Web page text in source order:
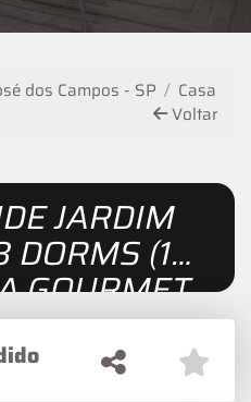
dos Campos - SP
Casa
Voltar
JARDIM
(1
GOURMET,
ABERTO